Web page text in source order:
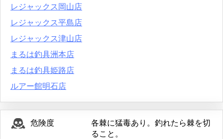
レジャックス岡山店
レジャックス平島店
レジャックス津山店
まるは釣具洲本店
まるは釣具姫路店
ルアー館明石店
危険度
各棘に猛毒あり。釣れたら棘を切
ること。